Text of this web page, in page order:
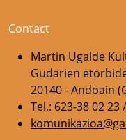
Contact
Martin Ugalde
Gudarien
20140 - Andoain
Tel.: 623-38 02 23